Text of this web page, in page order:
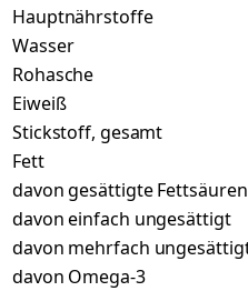
Hauptnährstoffe
Wasser
Rohasche
Eiweiß
Stickstoff, gesamt
Fett
davon gesättigte Fettsäuren
davon einfach ungesättigt
davon mehrfach
davon Omega-3